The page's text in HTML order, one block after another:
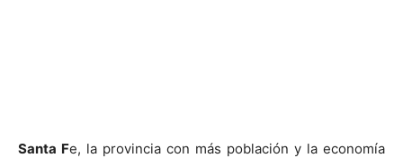
Santa Fe, la provincia con más población y la economía